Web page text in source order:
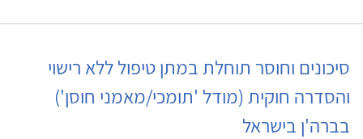
סיכונים וחוסר תוחלת במתן טיפול ללא רישוי
והסדרה חוקית (מודל 'תומכי/מאמני חוסן')
בברה'ן בישראל